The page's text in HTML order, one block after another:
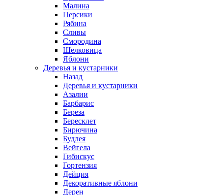
Малина
Персики
Рябина
Сливы
Смородина
Шелковица
Яблони
Деревья и кустарники
Назад
Деревья и кустарники
Азалии
Барбарис
Береза
Бересклет
Бирючина
Будлея
Вейгела
Гибискус
Гортензия
Дейция
Декоративные яблони
Дерен